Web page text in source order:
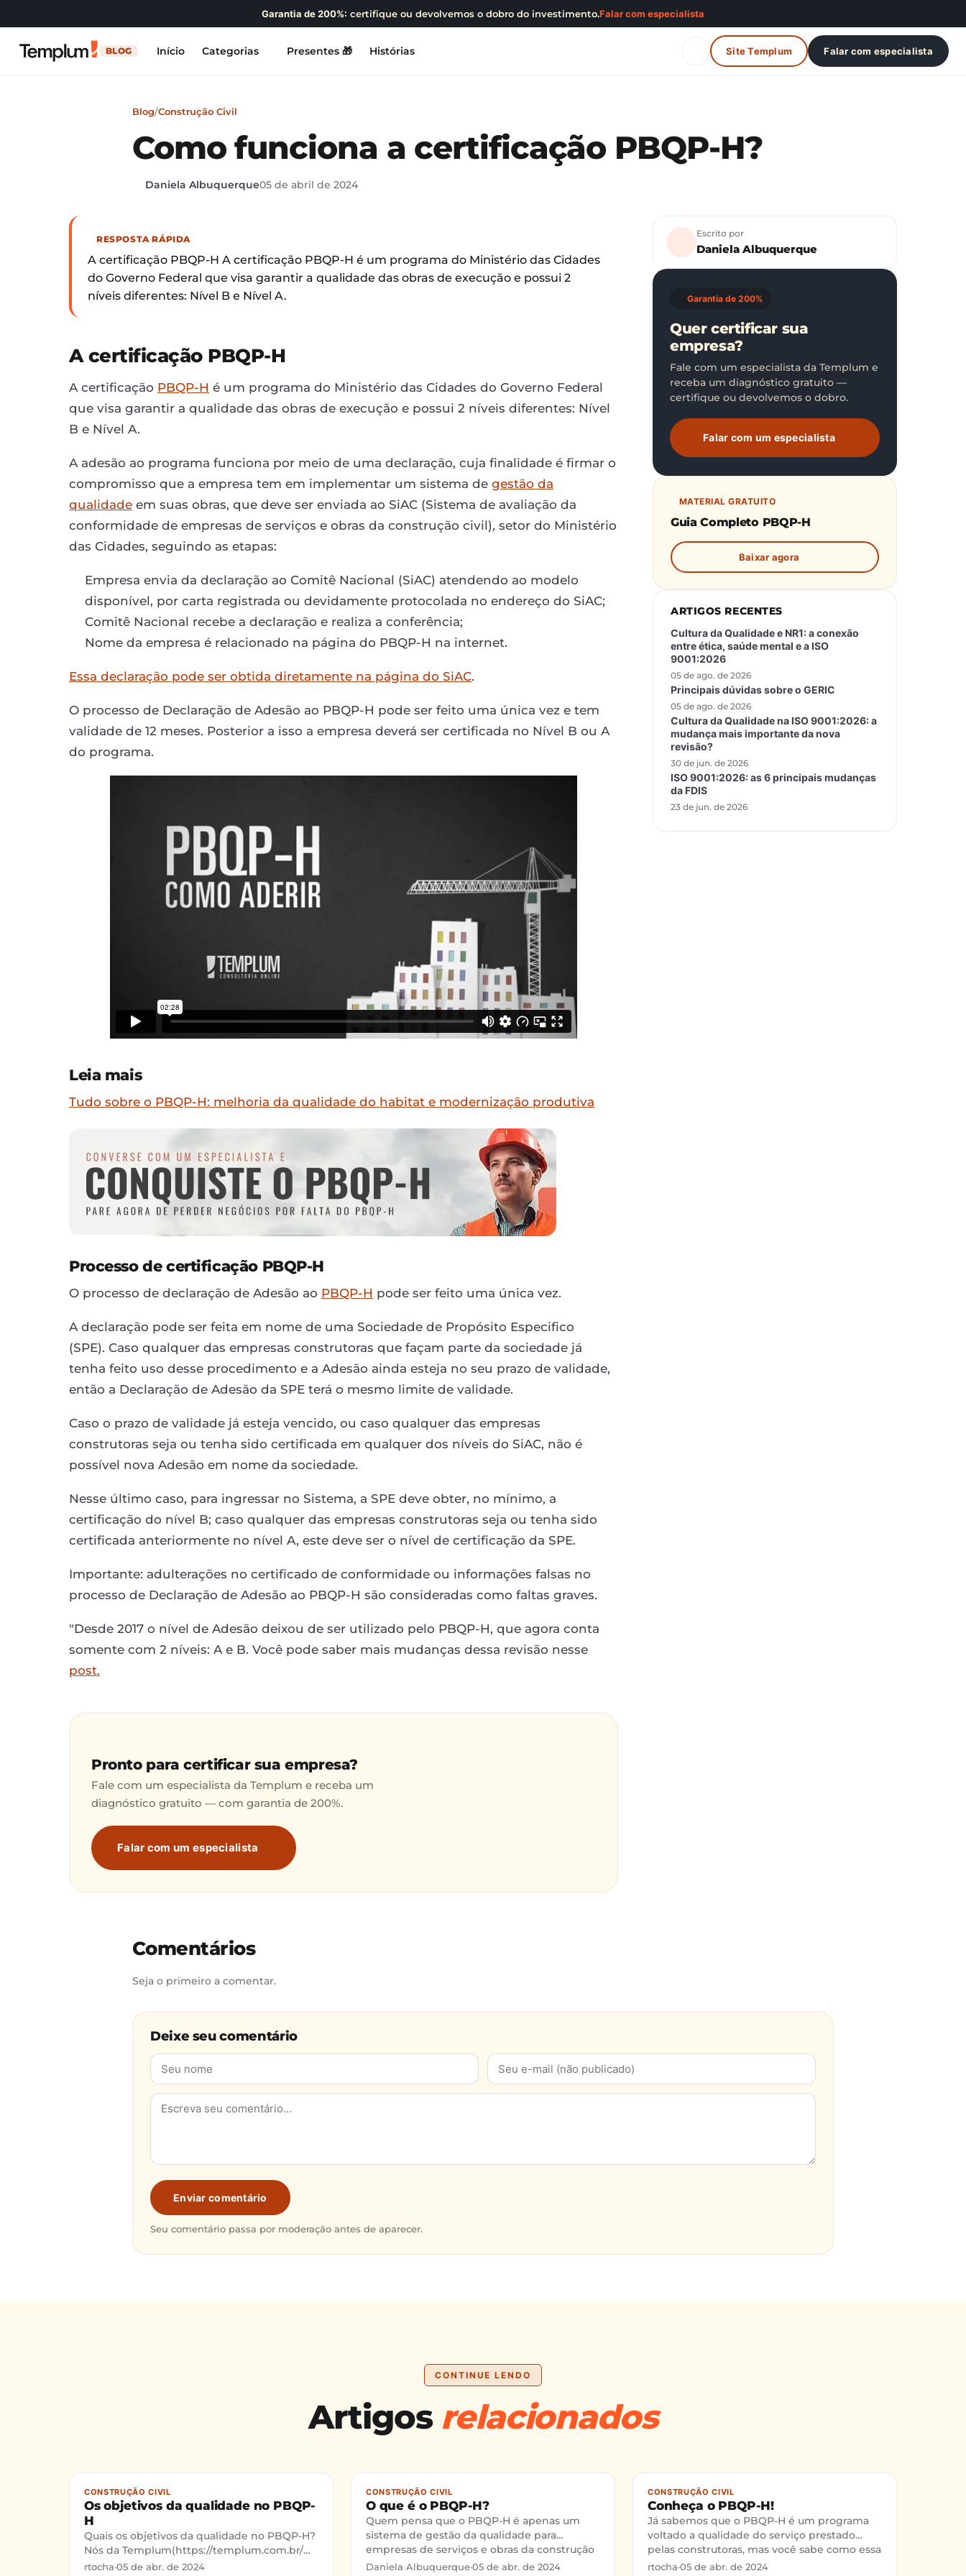
Garantia de 200%: certifique ou devolvemos o dobro do investimento.Falar com especialista
BLOG Início Categorias Presentes 🎁 Histórias Site Templum Falar com especialista
Blog/Construção Civil
Como funciona a certificação PBQP-H?
Daniela Albuquerque05 de abril de 2024
RESPOSTA RÁPIDA
A certificação PBQP-H A certificação PBQP-H é um programa do Ministério das Cidades
do Governo Federal que visa garantir a qualidade das obras de execução e possui 2
níveis diferentes: Nível B e Nível A.
A certificação PBQP-H
A certificação PBQP-H é um programa do Ministério das Cidades do Governo Federal
que visa garantir a qualidade das obras de execução e possui 2 níveis diferentes: Nível
B e Nível A.
A adesão ao programa funciona por meio de uma declaração, cuja finalidade é firmar o
compromisso que a empresa tem em implementar um sistema de gestão da
qualidade em suas obras, que deve ser enviada ao SiAC (Sistema de avaliação da
conformidade de empresas de serviços e obras da construção civil), setor do Ministério
das Cidades, seguindo as etapas:
Empresa envia da declaração ao Comitê Nacional (SiAC) atendendo ao modelo
disponível, por carta registrada ou devidamente protocolada no endereço do SiAC;
Comitê Nacional recebe a declaração e realiza a conferência;
Nome da empresa é relacionado na página do PBQP-H na internet.
Essa declaração pode ser obtida diretamente na página do SiAC.
O processo de Declaração de Adesão ao PBQP-H pode ser feito uma única vez e tem
validade de 12 meses. Posterior a isso a empresa deverá ser certificada no Nível B ou A
do programa.
Leia mais
Tudo sobre o PBQP-H: melhoria da qualidade do habitat e modernização produtiva
Processo de certificação PBQP-H
O processo de declaração de Adesão ao PBQP-H pode ser feito uma única vez.
A declaração pode ser feita em nome de uma Sociedade de Propósito Especifico
(SPE). Caso qualquer das empresas construtoras que façam parte da sociedade já
tenha feito uso desse procedimento e a Adesão ainda esteja no seu prazo de validade,
então a Declaração de Adesão da SPE terá o mesmo limite de validade.
Caso o prazo de validade já esteja vencido, ou caso qualquer das empresas
construtoras seja ou tenha sido certificada em qualquer dos níveis do SiAC, não é
possível nova Adesão em nome da sociedade.
Nesse último caso, para ingressar no Sistema, a SPE deve obter, no mínimo, a
certificação do nível B; caso qualquer das empresas construtoras seja ou tenha sido
certificada anteriormente no nível A, este deve ser o nível de certificação da SPE.
Importante: adulterações no certificado de conformidade ou informações falsas no
processo de Declaração de Adesão ao PBQP-H são consideradas como faltas graves.
"Desde 2017 o nível de Adesão deixou de ser utilizado pelo PBQP-H, que agora conta
somente com 2 níveis: A e B. Você pode saber mais mudanças dessa revisão nesse
post.
Pronto para certificar sua empresa?
Fale com um especialista da Templum e receba um
diagnóstico gratuito — com garantia de 200%.
Falar com um especialista
Escrito por
Daniela Albuquerque
Garantia de 200%
Quer certificar sua
empresa?
Fale com um especialista da Templum e
receba um diagnóstico gratuito —
certifique ou devolvemos o dobro.
Falar com um especialista
MATERIAL GRATUITO
Guia Completo PBQP-H
Baixar agora
ARTIGOS RECENTES
Cultura da Qualidade e NR1: a conexão
entre ética, saúde mental e a ISO
9001:2026
05 de ago. de 2026
Principais dúvidas sobre o GERIC
05 de ago. de 2026
Cultura da Qualidade na ISO 9001:2026: a
mudança mais importante da nova
revisão?
30 de jun. de 2026
ISO 9001:2026: as 6 principais mudanças
da FDIS
23 de jun. de 2026
Comentários
Seja o primeiro a comentar.
Deixe seu comentário
Enviar comentário
Seu comentário passa por moderação antes de aparecer.
CONTINUE LENDO
Artigos relacionados
CONSTRUÇÃO CIVIL
Os objetivos da qualidade no PBQP-
H
Quais os objetivos da qualidade no PBQP-H?
Nós da Templum(https://templum.com.br/
"Templum Consultoria Online") estamos aqui
rtocha·05 de abr. de 2024
CONSTRUÇÃO CIVIL
O que é o PBQP-H?
Quem pensa que o PBQP-H é apenas um
sistema de gestão da qualidade para
empresas de serviços e obras da construção
civil está enganado. O PBQP-H, Programa
Daniela Albuquerque·05 de abr. de 2024
CONSTRUÇÃO CIVIL
Conheça o PBQP-H!
Já sabemos que o PBQP-H é um programa
voltado a qualidade do serviço prestado
pelas construtoras, mas você sabe como essa
norma surgiu? Neste post falamos um pouco
rtocha·05 de abr. de 2024